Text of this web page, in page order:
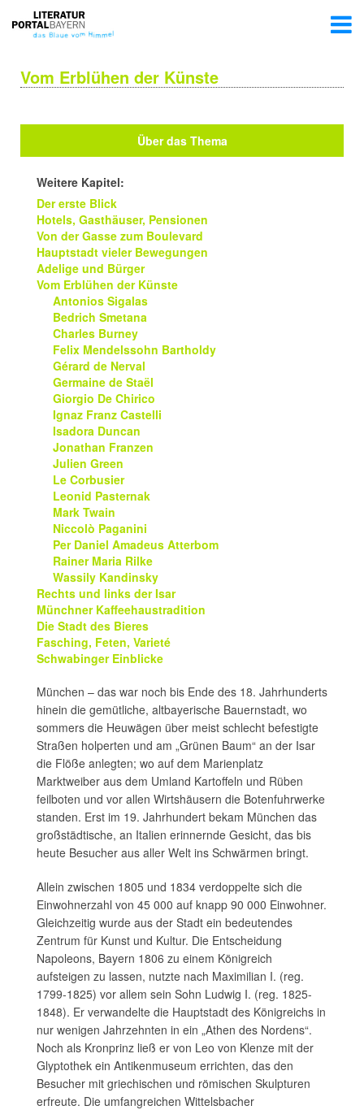
Vom Erblühen der Künste
Über das Thema
Weitere Kapitel:
Der erste Blick
Hotels, Gasthäuser, Pensionen
Von der Gasse zum Boulevard
Hauptstadt vieler Bewegungen
Adelige und Bürger
Vom Erblühen der Künste
Antonios Sigalas
Bedrich Smetana
Charles Burney
Felix Mendelssohn Bartholdy
Gérard de Nerval
Germaine de Staël
Giorgio De Chirico
Ignaz Franz Castelli
Isadora Duncan
Jonathan Franzen
Julien Green
Le Corbusier
Leonid Pasternak
Mark Twain
Niccolò Paganini
Per Daniel Amadeus Atterbom
Rainer Maria Rilke
Wassily Kandinsky
Rechts und links der Isar
Münchner Kaffeehaustradition
Die Stadt des Bieres
Fasching, Feten, Varieté
Schwabinger Einblicke
München – das war noch bis Ende des 18. Jahrhunderts
hinein die gemütliche, altbayerische Bauernstadt, wo
sommers die Heuwägen über meist schlecht befestigte
Straßen holperten und am „Grünen Baum“ an der Isar
die Flöße anlegten; wo auf dem Marienplatz
Marktweiber aus dem Umland Kartoffeln und Rüben
feilboten und vor allen Wirtshäusern die Botenfuhrwerke
standen. Erst im 19. Jahrhundert bekam München das
großstädtische, an Italien erinnernde Gesicht, das bis
heute Besucher aus aller Welt ins Schwärmen bringt.
Allein zwischen 1805 und 1834 verdoppelte sich die
Einwohnerzahl von 45 000 auf knapp 90 000 Einwohner.
Gleichzeitig wurde aus der Stadt ein bedeutendes
Zentrum für Kunst und Kultur. Die Entscheidung
Napoleons, Bayern 1806 zu einem Königreich
aufsteigen zu lassen, nutzte nach Maximilian I. (reg.
1799-1825) vor allem sein Sohn Ludwig I. (reg. 1825-
1848). Er verwandelte die Hauptstadt des Königreichs in
nur wenigen Jahrzehnten in ein „Athen des Nordens“.
Noch als Kronprinz ließ er von Leo von Klenze mit der
Glyptothek ein Antikenmuseum errichten, das den
Besucher mit griechischen und römischen Skulpturen
erfreute. Die umfangreichen Wittelsbacher